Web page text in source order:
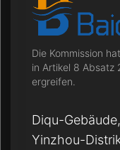
Die Kommission
in Artikel 8 Absatz
ergreifen.
Diqu-
Yinzhou-